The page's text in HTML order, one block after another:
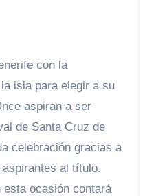
con la
isla para elegir a su
aspiran a ser
de Santa Cruz de
celebración gracias a
al título.
esta ocasión contará